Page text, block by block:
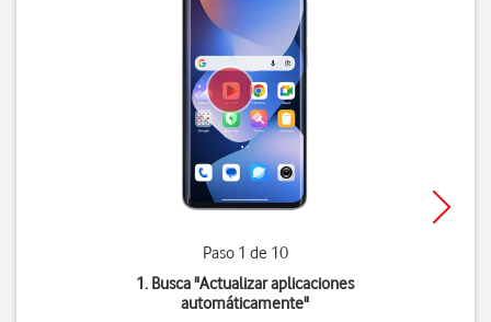
Paso 1 de 10
1. Busca "Actualizar aplicaciones
automáticamente"